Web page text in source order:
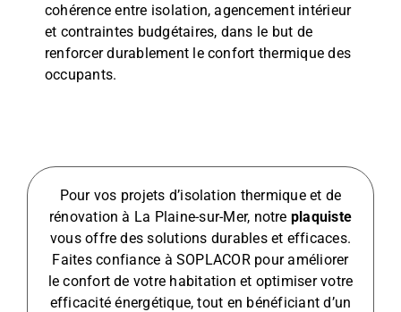
cohérence entre isolation, agencement intérieur
et contraintes budgétaires, dans le but de
renforcer durablement le confort thermique des
occupants.
Pour vos projets d’isolation thermique et de
rénovation à La Plaine-sur-Mer, notre plaquiste
vous offre des solutions durables et efficaces.
Faites confiance à SOPLACOR pour améliorer
le confort de votre habitation et optimiser votre
efficacité énergétique, tout en bénéficiant d’un